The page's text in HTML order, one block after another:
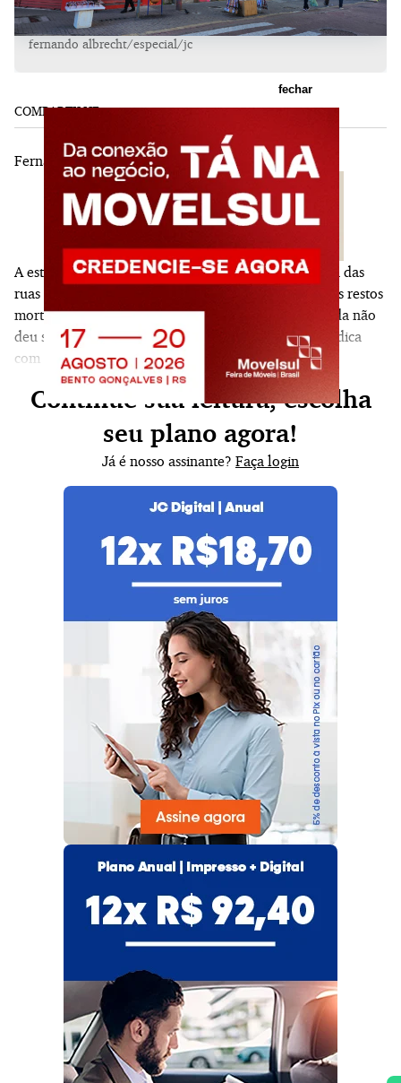
fernando albrecht/especial/jc
COMPARTILHE:
Fernando Albrecht
A estratégica área do falecido Esqueletão, na esquina das
ruas Marechal Floriano e Otávio Rocha, está livre dos restos
mortais e espera um comprador. Se já existe um, ainda não
deu sinais de vida. Como é que se limpará a área jurídica
com os ex-proprietários de conjuntos é que são elas.
Continue sua leitura, escolha
seu plano agora!
Já é nosso assinante? Faça login
fechar